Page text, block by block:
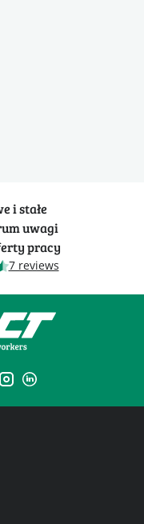
i stałe
uwagi
pracy
7 reviews